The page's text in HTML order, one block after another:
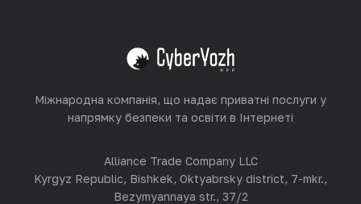
Переглянути все
Міжнародна компанія, що надає приватні послуги у
напрямку безпеки та освіти в Інтернеті
Alliance Trade Company LLC
Kyrgyz Republic, Bishkek, Oktyabrsky district, 7-mkr.,
Bezymyannaya str., 37/2